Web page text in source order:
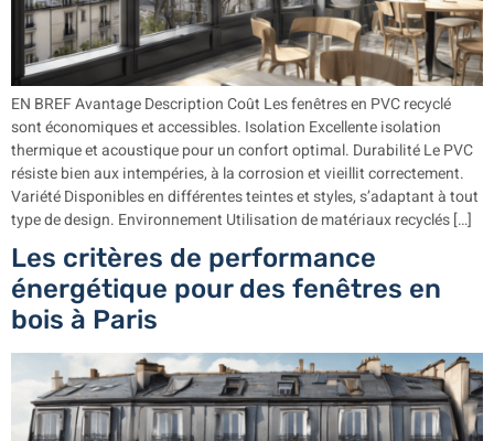
EN BREF Avantage Description Coût Les fenêtres en PVC recyclé
sont économiques et accessibles. Isolation Excellente isolation
thermique et acoustique pour un confort optimal. Durabilité Le PVC
résiste bien aux intempéries, à la corrosion et vieillit correctement.
Variété Disponibles en différentes teintes et styles, s’adaptant à tout
type de design. Environnement Utilisation de matériaux recyclés […]
Les critères de performance
énergétique pour des fenêtres en
bois à Paris